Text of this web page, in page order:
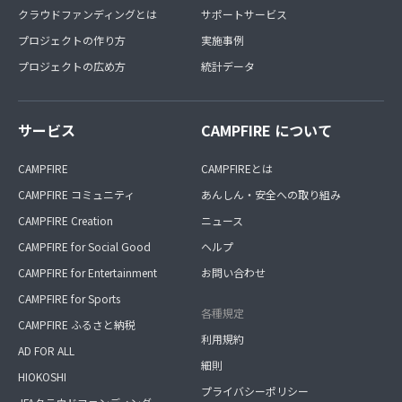
クラウドファンディングとは
プロジェクトの作り方
プロジェクトの広め方
サポートサービス
実施事例
統計データ
サービス
CAMPFIRE
CAMPFIRE コミュニティ
CAMPFIRE Creation
CAMPFIRE for Social Good
CAMPFIRE for Entertainment
CAMPFIRE for Sports
CAMPFIRE ふるさと納税
AD FOR ALL
HIOKOSHI
CAMPFIRE について
CAMPFIREとは
あんしん・安全への取り組み
ニュース
ヘルプ
お問い合わせ
各種規定
利用規約
細則
プライバシーポリシー